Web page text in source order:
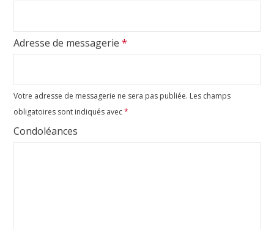
Votre adresse de messagerie ne sera pas publiée. Les champs
obligatoires sont indiqués avec*
Condoléances
Adresse de messagerie *